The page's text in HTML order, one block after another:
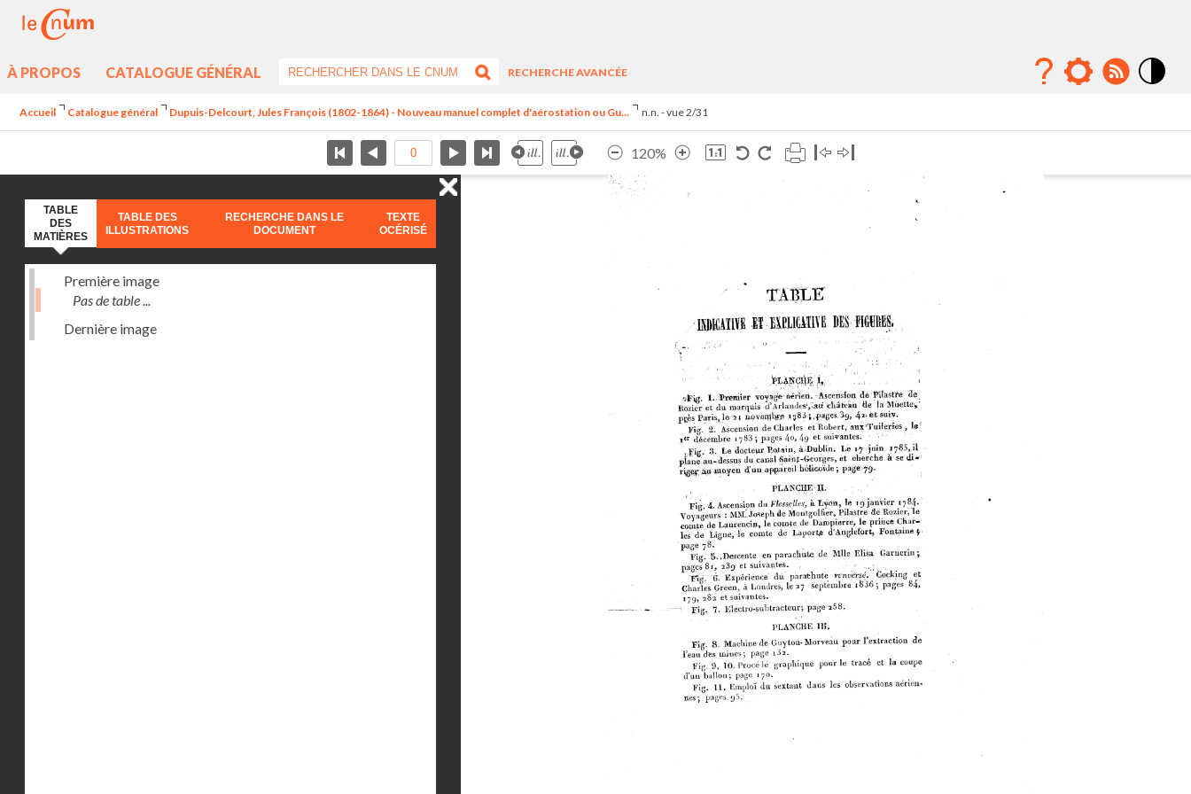
À PROPOS CATALOGUE GÉNÉRAL
RECHERCHE AVANCÉE
Accueil Catalogue général Dupuis-Delcourt, Jules François (1802-1864) - Nouveau manuel complet d'aérostation ou Gu... n.n. - vue 2/31
120%
TABLE
DES
MATIÈRES
TABLE DES
ILLUSTRATIONS
RECHERCHE DANS LE
DOCUMENT
TEXTE
OCÉRISÉ
Première image
Pas de table ...
Dernière image